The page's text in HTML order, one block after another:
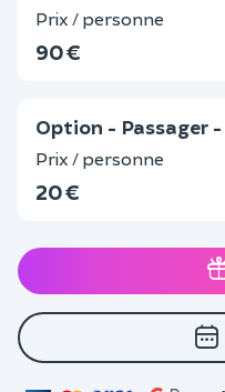
Prix / personne
90 €
Option - Passager
Prix / personne
20 €